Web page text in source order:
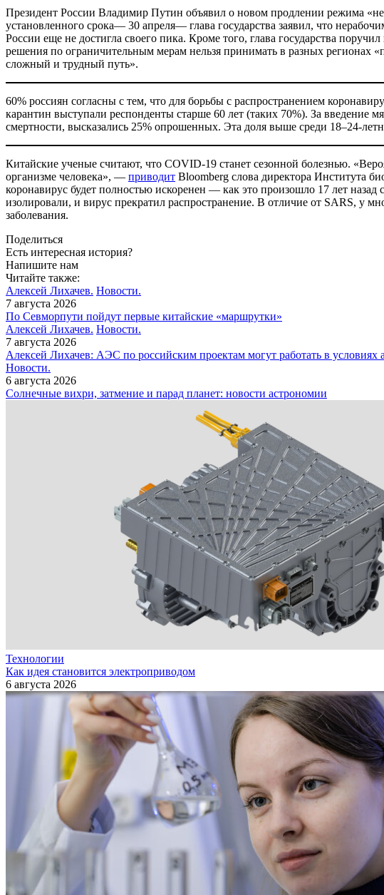
Президент России Владимир Путин объявил о новом продлении режима
установленного срока— 30 апреля— глава государства заявил, что
России еще не достигла своего пика. Кроме того, глава государства
решения по ограничительным мерам нельзя принимать в разных
сложный и трудный путь».
60% россиян согласны с тем, что для борьбы с распространением
карантин выступали респонденты старше 60 лет (таких 70%). За
смертности, высказались 25% опрошенных. Эта доля выше среди 18–24-
Китайские ученые считают, что COVID-19 станет сезонной болезнью.
организме человека», — приводит Bloomberg слова директора Института
коронавирус будет полностью искоренен — как это произошло 17 лет
изолировали, и вирус прекратил распространение. В отличие от SARS, у
заболевания.
Поделиться
Есть интересная история?
Напишите нам
Читайте также:
Алексей Лихачев. Новости.
7 августа 2026
По Севморпути пойдут первые китайские «маршрутки»
Алексей Лихачев. Новости.
7 августа 2026
Алексей Лихачев: АЭС по российским проектам могут работать в
Новости.
6 августа 2026
Солнечные вихри, затмение и парад планет: новости астрономии
Технологии
Как идея становится электроприводом
6 августа 2026